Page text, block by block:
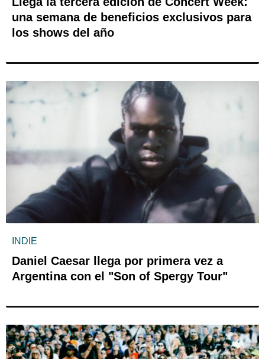
una semana de beneficios exclusivos para
los shows del año
INDIE
Daniel Caesar llega por primera vez a
Argentina con el "Son of Spergy Tour"